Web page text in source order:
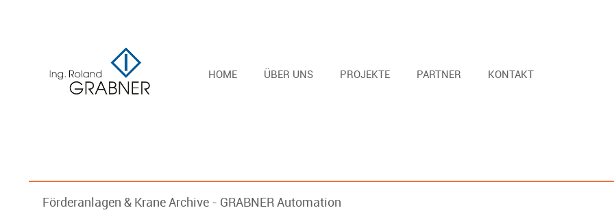
HOME ÜBER UNS PROJEKTE PARTNER KONTAKT
Förderanlagen & Krane Archive - GRABNER Automation